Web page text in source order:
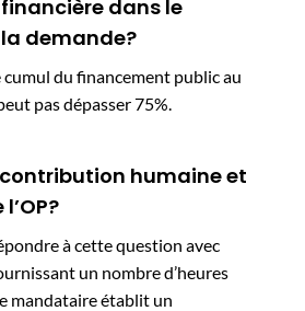
dans le
demande?
du financement public au
pas dépasser 75%.
humaine et
à cette question avec
un nombre d’heures
mandataire établit un